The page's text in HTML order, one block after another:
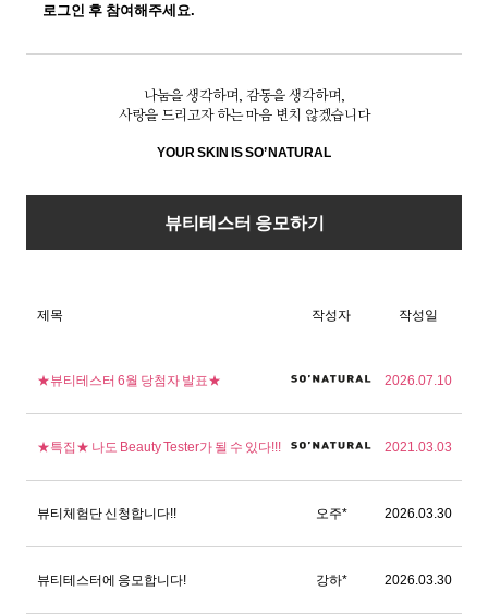
로그인 후 참여해주세요.
나눔을 생각하며, 감동을 생각하며,
사랑을 드리고자 하는 마음 변치 않겠습니다
YOUR SKIN IS SO’ NATURAL
뷰티테스터 응모하기
제목 작성자 작성일
★뷰티테스터 6월 당첨자 발표★ 2026.07.10
★특집★ 나도 Beauty Tester가 될 수 있다!!! 2021.03.03
뷰티체험단 신청합니다!! 오주* 2026.03.30
뷰티테스터에 응모합니다! 강하* 2026.03.30